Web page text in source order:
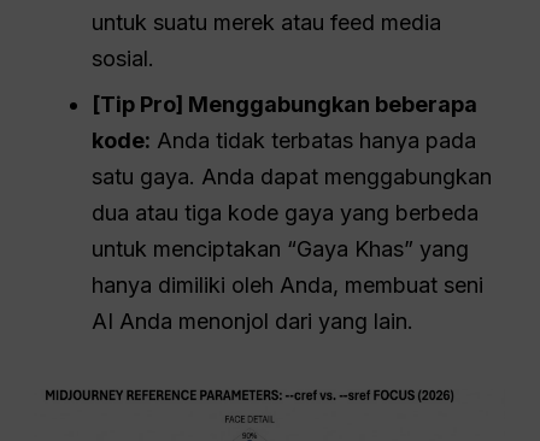
untuk suatu merek atau feed media
sosial.
[Tip Pro] Menggabungkan beberapa
kode: Anda tidak terbatas hanya pada
satu gaya. Anda dapat menggabungkan
dua atau tiga kode gaya yang berbeda
untuk menciptakan “Gaya Khas” yang
hanya dimiliki oleh Anda, membuat seni
AI Anda menonjol dari yang lain.